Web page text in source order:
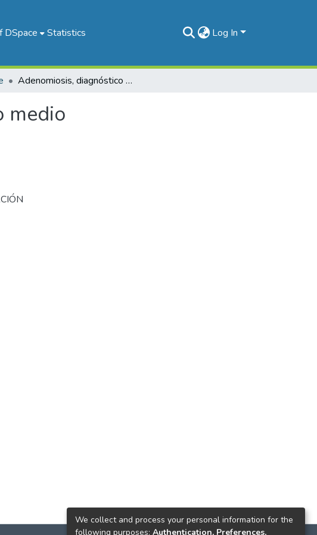
DSpace Statistics Log In
Adenomiosis, diagnóstico olvidado en nuestro medio
medio
We collect and process your personal information for the
following purposes: Authentication, Preferences,